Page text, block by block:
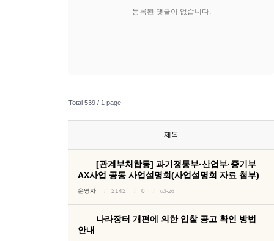
등록된 댓글이 없습니다.
Total 539 / 1 page
제목
[관계부처합동] 과기정통부·산업부·중기부
AX사업 공동 사업설명회(사업설명회 자료 첨부)
운영자 2142 0 03-26
나라장터 개편에 의한 입찰 공고 확인 방법
안내